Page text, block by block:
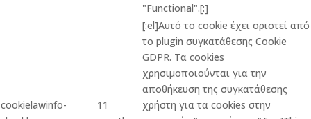
"Functional".[:]
cookielawinfo-
11
[:el]Αυτό το cookie έχει οριστεί από
το plugin συγκατάθεσης Cookie
GDPR. Τα cookies
χρησιμοποιούνται για την
αποθήκευση της συγκατάθεσης
χρήστη για τα cookies στην